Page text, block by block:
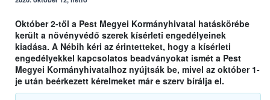
Október 2-től a Pest Megyei Kormányhivatal hatáskörébe
került a növényvédő szerek kísérleti engedélyeinek
kiadása. A Nébih kéri az érintetteket, hogy a kísérleti
engedélyekkel kapcsolatos beadványokat ismét a Pest
Megyei Kormányhivatalhoz nyújtsák be, mivel az október 1-
je után beérkezett kérelmeket már e szerv bírálja el.